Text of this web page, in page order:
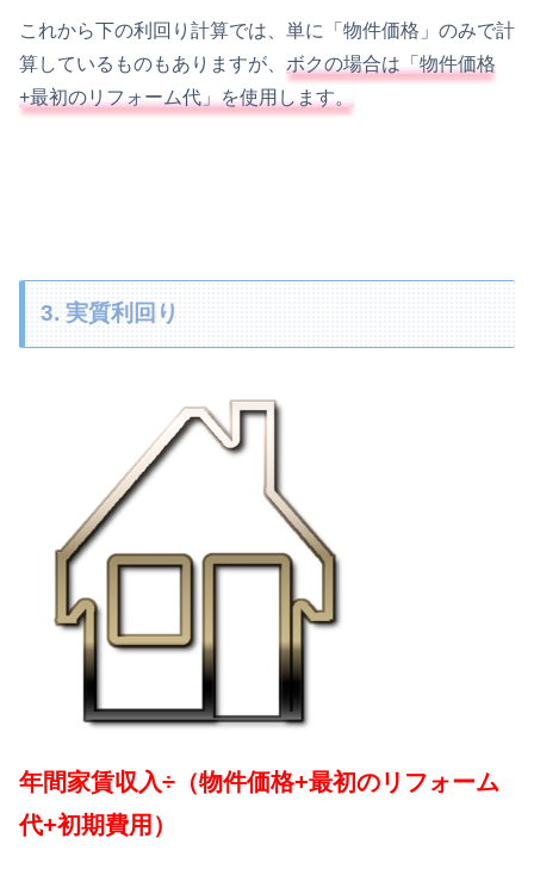
これから下の利回り計算では、単に「物件価格」のみで計
算しているものもありますが、 ボクの場合は「物件価格
+最初のリフォーム代」を使用します。
3. 実質利回り
年間家賃収入÷（物件価格+最初のリフォーム
代+初期費用）